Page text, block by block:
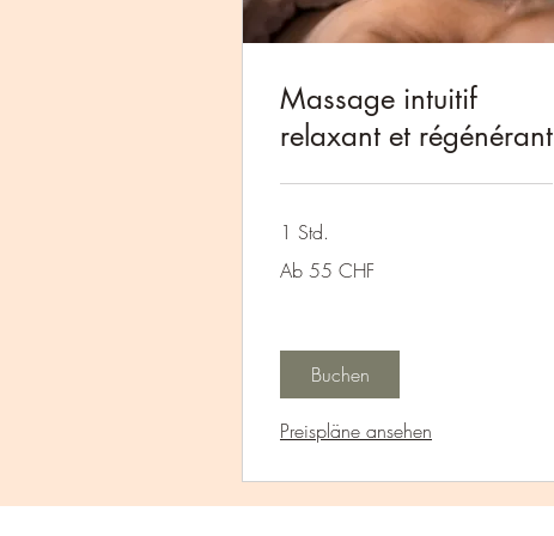
Massage intuitif
relaxant et régénérant
1 Std.
55
Ab 55 CHF
Buchen
Preispläne ansehen